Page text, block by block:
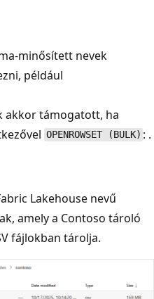
minősített nevek
például
akkor támogatott, ha
OPENROWSET (BULK) : .
Lakehouse nevű
amely a Contoso tároló
fájlokban tárolja.